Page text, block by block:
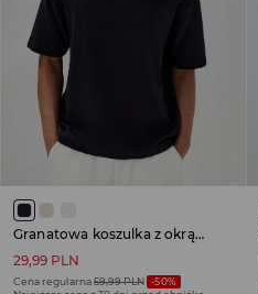
Granatowa koszulka z okrągłym dekoltem i strukturą
29,99 PLN
Cena regularna59,99 PLN -50%